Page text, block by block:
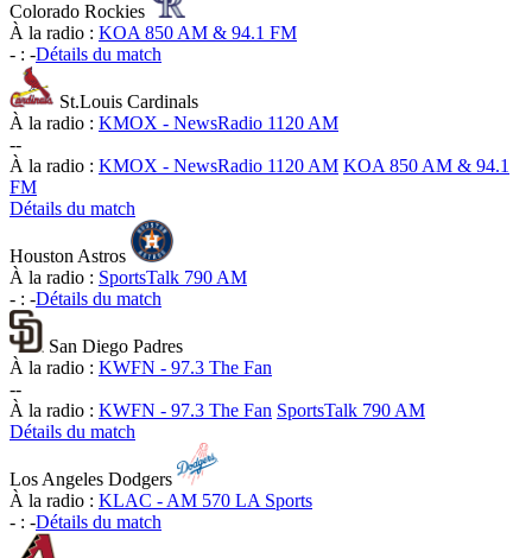
Colorado Rockies
À la radio : KOA 850 AM & 94.1 FM
- : -Détails du match
St.Louis Cardinals
À la radio : KMOX - NewsRadio 1120 AM
--
À la radio : KMOX - NewsRadio 1120 AM KOA 850 AM & 94.1
FM
Détails du match
Houston Astros
À la radio : SportsTalk 790 AM
- : -Détails du match
San Diego Padres
À la radio : KWFN - 97.3 The Fan
--
À la radio : KWFN - 97.3 The Fan SportsTalk 790 AM
Détails du match
Los Angeles Dodgers
À la radio : KLAC - AM 570 LA Sports
- : -Détails du match